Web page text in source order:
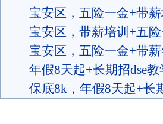
宝安区，五险一金+带
宝安区，带薪培训+五
宝安区，五险一金+带
年假8天起+长期招dse教
保底8k，年假8天起+长